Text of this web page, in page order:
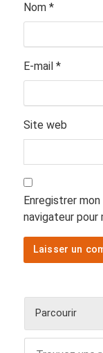
Nom *
E-mail *
Site web
Enregistrer
navigateur pour
Parcourir